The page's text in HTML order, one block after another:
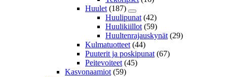
Huulet (187)
Huulipunat (42)
Huulikiillot (59)
Huultenrajauskynät (29)
Kulmatuotteet (44)
Puuterit ja poskipunat (67)
Peitevoiteet (45)
Kasvonaamiot (59)